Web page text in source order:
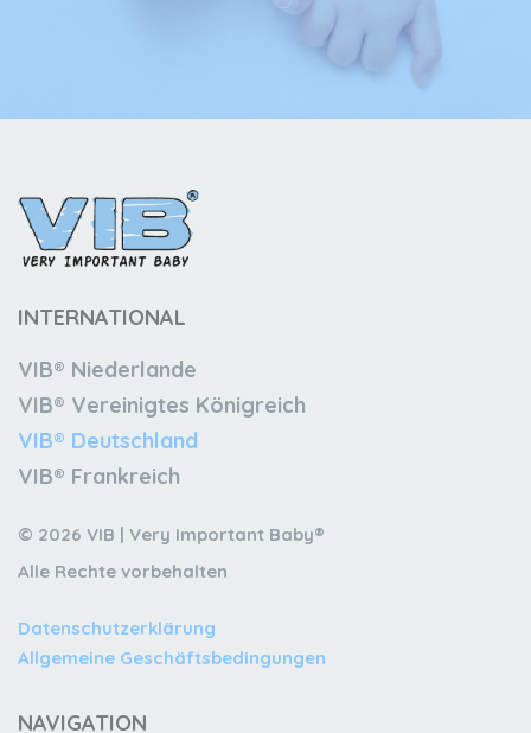
INTERNATIONAL
VIB® Niederlande
VIB® Vereinigtes Königreich
VIB® Deutschland
VIB® Frankreich
© 2026 VIB | Very Important Baby®
Alle Rechte vorbehalten
Datenschutzerklärung
Allgemeine Geschäftsbedingungen
NAVIGATION